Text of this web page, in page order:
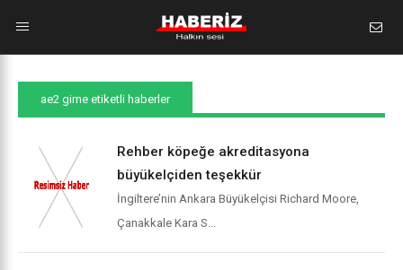
ae2 girne etiketli haberler
Rehber köpeğe akreditasyona
büyükelçiden teşekkür
İngiltere’nin Ankara Büyükelçisi Richard Moore,
Çanakkale Kara S...